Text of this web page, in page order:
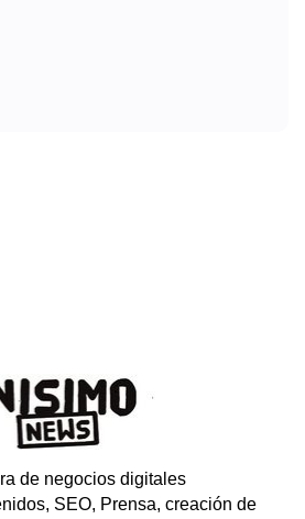
de negocios digitales
SEO, Prensa, creación de